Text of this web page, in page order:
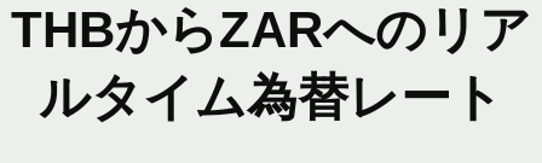
THBからZARへのリア
ルタイム為替レート